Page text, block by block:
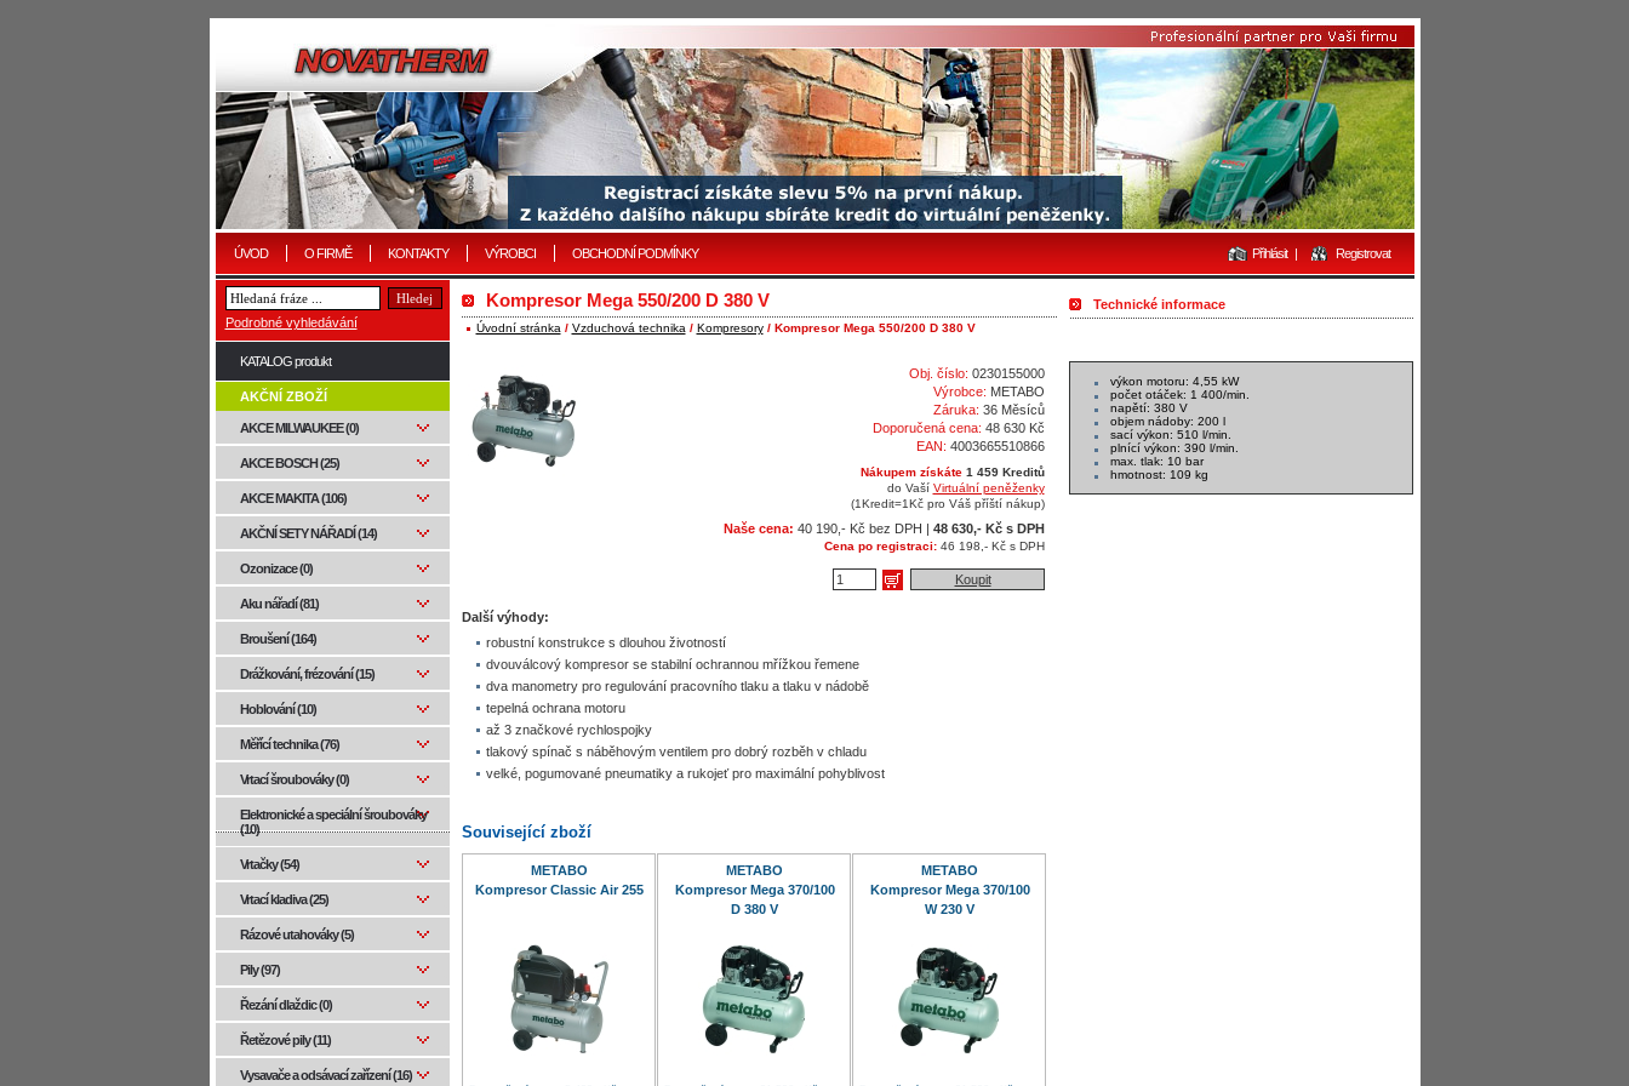
ÚVOD O FIRMĚ KONTAKTY VÝROBCI OBCHODNÍ PODMÍNKY Přihlásit | Registrovat
Kompresor Mega 550/200 D 380 V
Úvodní stránka / Vzduchová technika / Kompresory/ Kompresor Mega 550/200 D 380 V
Obj. číslo: 0230155000
Výrobce: METABO
Záruka: 36 Měsíců
Doporučená cena: 48 630 Kč
EAN: 4003665510866
Nákupem získáte1 459 Kreditů
do Vaší Virtuální peněženky
(1Kredit=1Kč pro Váš příští nákup)
Naše cena: 40 190,- Kč bez DPH | 48 630,- Kč s DPH
Cena po registraci:46 198,- Kč s DPH
Koupit
Další výhody:
robustní konstrukce s dlouhou životností
dvouválcový kompresor se stabilní ochrannou mřížkou řemene
dva manometry pro regulování pracovního tlaku a tlaku v nádobě
tepelná ochrana motoru
až 3 značkové rychlospojky
tlakový spínač s náběhovým ventilem pro dobrý rozběh v chladu
velké, pogumované pneumatiky a rukojeť pro maximální pohyblivost
Související zboží
METABO
Kompresor Classic Air 255
METABO
Kompresor Mega 370/100
D 380 V
METABO
Kompresor Mega 370/100
W 230 V
Technické informace
výkon motoru: 4,55 kW
počet otáček: 1 400/min.
napětí: 380 V
objem nádoby: 200 l
sací výkon: 510 l/min.
plnící výkon: 390 l/min.
max. tlak: 10 bar
hmotnost: 109 kg
Podrobné vyhledávání
KATALOG produkt
AKČNÍ ZBOŽÍ
AKCE MILWAUKEE (0)
AKCE BOSCH (25)
AKCE MAKITA (106)
AKČNÍ SETY NÁŘADÍ (14)
Ozonizace (0)
Aku nářadí (81)
Broušení (164)
Drážkování, frézování (15)
Hoblování (10)
Měřící technika (76)
Vrtací šroubováky (0)
Elektronické a speciální šroubováky
(10)
Vrtačky (54)
Vrtací kladiva (25)
Rázové utahováky (5)
Pily (97)
Řezání dlaždic (0)
Řetězové pily (11)
Vysavače a odsávací zařízení (16)